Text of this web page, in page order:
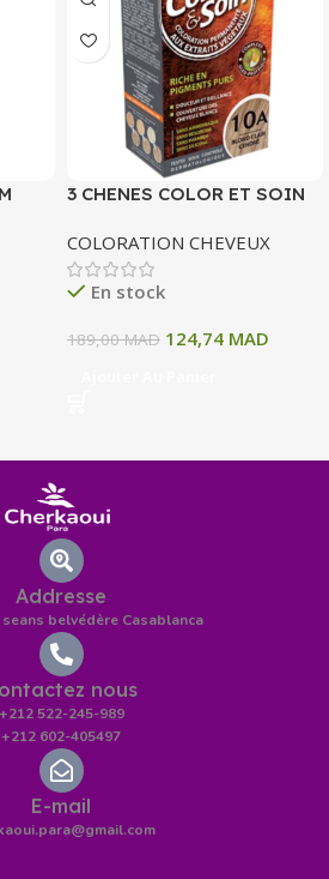
3 CHENES COLOR ET SOIN
10 A BLOND CLAIR CENDRE
135 ML
COLORATION CHEVEUX
En stock
189,00MAD 124,74 MAD
Addresse
belvédère Casablanca
nous
+212 522-245-989
+212 602-405497
E-mail